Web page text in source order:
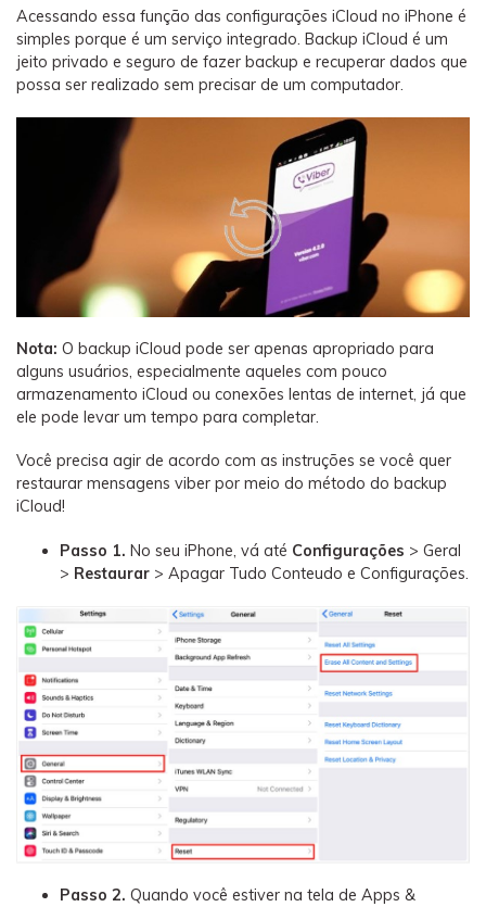
Acessando essa função das configurações iCloud no iPhone é
simples porque é um serviço integrado. Backup iCloud é um
jeito privado e seguro de fazer backup e recuperar dados que
possa ser realizado sem precisar de um computador.
Nota: O backup iCloud pode ser apenas apropriado para
alguns usuários, especialmente aqueles com pouco
armazenamento iCloud ou conexões lentas de internet, já que
ele pode levar um tempo para completar.
Você precisa agir de acordo com as instruções se você quer
restaurar mensagens viber por meio do método do backup
iCloud!
Passo 1. No seu iPhone, vá até Configurações > Geral
> Restaurar > Apagar Tudo Conteudo e Configurações.
Passo 2. Quando você estiver na tela de Apps &